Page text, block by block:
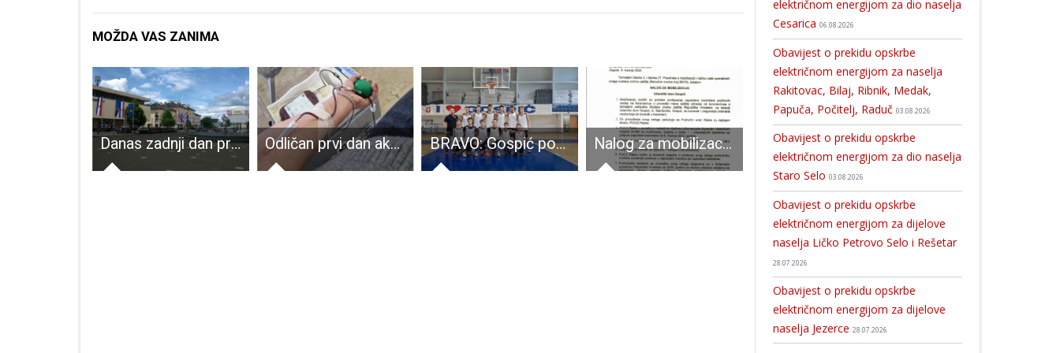
MOŽDA VAS ZANIMA
Danas zadnji dan predaje zahtjeva za legalizaciju zgrada Odličan prvi dan akcije darivanja krvi u Gospiću BRAVO: Gospić pokazao karakter: u triler završnici bolji od Mladosti Zagreb (73:70) Nalog za mobilizaciju Učeničkog doma Gospić MUP izdao 8.travnja Najavljujemo 2. Jesenski festival u Otočcu
električnom energijom za dio naselja
Cesarica 06.08.2026
Obavijest o prekidu opskrbe
električnom energijom za naselja
Rakitovac, Bilaj, Ribnik, Medak,
Papuča, Počitelj, Raduč 03.08.2026
Obavijest o prekidu opskrbe
električnom energijom za dio naselja
Staro Selo 03.08.2026
Obavijest o prekidu opskrbe
električnom energijom za dijelove
naselja Ličko Petrovo Selo i Rešetar
28.07.2026
Obavijest o prekidu opskrbe
električnom energijom za dijelove
naselja Jezerce 28.07.2026